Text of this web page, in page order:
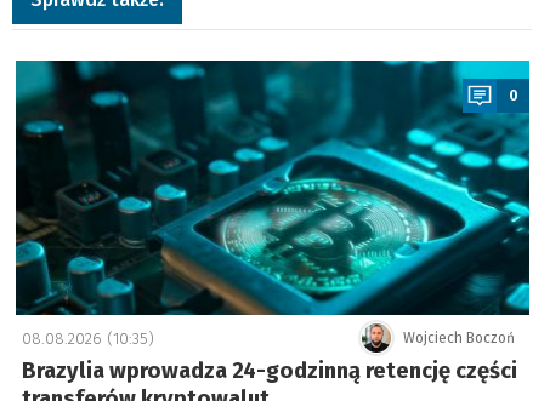
a
0
Wojciech Boczoń
08.08.2026 (10:35)
Brazylia wprowadza 24-godzinną retencję części